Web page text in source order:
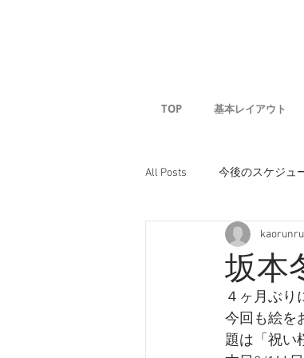
TOP 基本レイアウト
All Posts 今後のスケジュ
坂本
４ヶ月ぶり
今回も絵を
題は「祝い